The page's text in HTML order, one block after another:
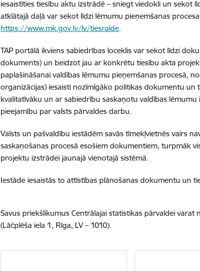
iesaistīties tiesību aktu izstrādē – sniegt viedokli un sekot
atklātajā daļā var sekot līdzi lēmumu pieņemšanas
https://www.mk.gov.lv/lv/tiesraide.
TAP portālā ikviens sabiedrības loceklis var sekot līdzi
dokuments) un beidzot jau ar konkrētu tiesību akta
paplašināšanai valdības lēmumu pieņemšanas procesā,
organizācijas) iesaisti nozīmīgāko politikas dokumentu un
kvalitatīvāku un ar sabiedrību saskaņotu valdības
pieejamību par valsts pārvaldes darbu.
Valsts un pašvaldību iestādēm savās tīmekļvietnēs vairs
saskaņošanas procesā esošiem dokumentiem, turpmāk
projektu izstrādei jaunajā vienotajā sistēmā.
Iestāde iesaistās to attīstības plānošanas dokumentu un
Savus priekšlikumus Centrālajai statistikas pārvaldei varat
(Lāčplēša iela 1, Rīga, LV – 1010).